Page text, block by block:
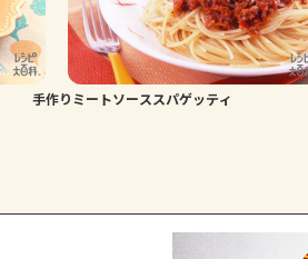
手作りミートソーススパゲッティ